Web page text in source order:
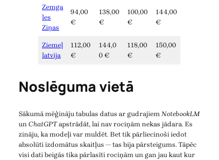
Zemga
les
Ziņas
94,00
€
138,00
€
100,00
€
144,00
€
Ziemeļ
latvija
112,00
€
144,0
0 €
118,00
€
150,00
€
Noslēguma vietā
Sākumā mēģināju tabulas datus ar gudrajiemNotebookLM
un ChatGPTapstrādāt, lai nav rociņām nekas jādara. Es
zināju, ka modeļi var muldēt. Bet tik pārliecinoši iedot
absolūti izdomātus skaitļus — tas bija pārsteigums. Tāpēc
visi dati beigās tika pārlasīti rociņām un gan jau kaut kur